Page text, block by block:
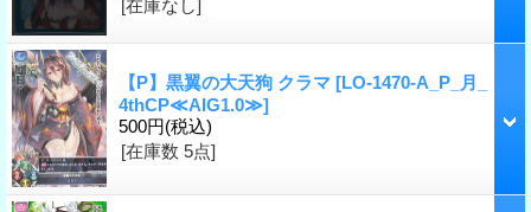
[在庫なし]
【P】黒翼の大天狗 クラマ [LO-1470-A_P_月_
4thCP≪AIG1.0≫]
500円(税込)
[在庫数 5点]